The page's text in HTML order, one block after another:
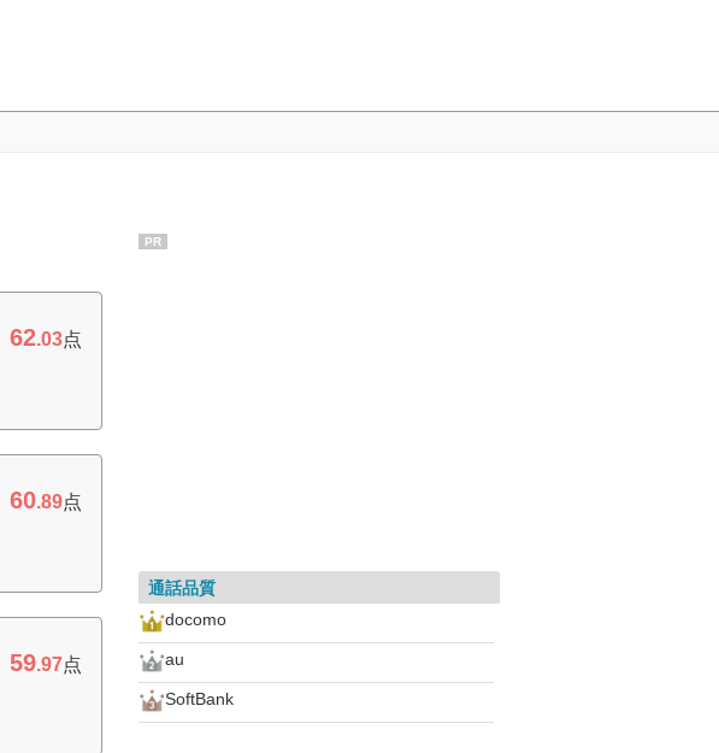
62.03点
60.89点
59.97点
PR
通話品質
docomo
au
SoftBank